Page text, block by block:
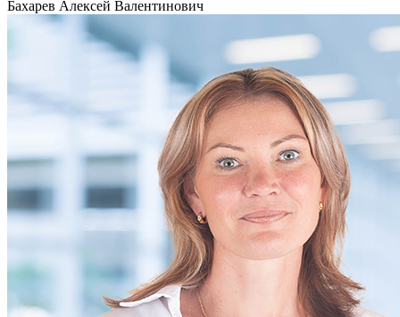
Бахарев Алексей Валентинович